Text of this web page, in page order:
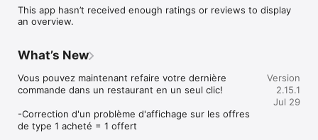
l’avance de manière sécurisée directement dans l’application.
30 minutes par des coursiers exclusivement à vélo dans une
logique éco-responsable. Un suivi en temps réel est
disponible afin de vous donner un maximum de détail sur
l’avancée de votre commande et de votre livreur.
Notre service client, intégré à l’application, est disponible 7J/7
de 10h à 22h30 afin de vous répondre au mieux si vous avez
la moindre question ou si un problème a eu lieu sur une
This app hasn’t received enough ratings or reviews to display
an overview.
What’s New
Vous pouvez maintenant refaire votre dernière
commande dans un restaurant en un seul clic!
-Correction d'un problème d'affichage sur les offres
de type 1 acheté = 1 offert
Version
2.15.1
Jul 29